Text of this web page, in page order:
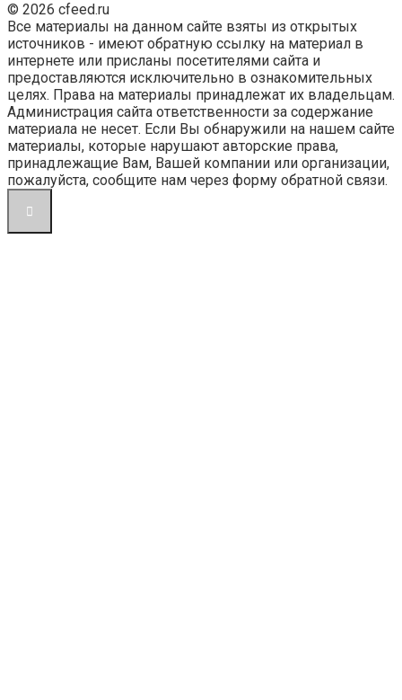
© 2026 cfeed.ru
Все материалы на данном сайте взяты из открытых
источников - имеют обратную ссылку на материал в
интернете или присланы посетителями сайта и
предоставляются исключительно в ознакомительных
целях. Права на материалы принадлежат их владельцам.
Администрация сайта ответственности за содержание
материала не несет. Если Вы обнаружили на нашем сайте
материалы, которые нарушают авторские права,
принадлежащие Вам, Вашей компании или организации,
пожалуйста, сообщите нам через форму обратной связи.